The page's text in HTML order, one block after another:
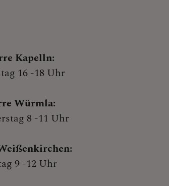
Kapelln:
16 -18 Uhr
Würmla:
8 -11 Uhr
9 -12 Uhr